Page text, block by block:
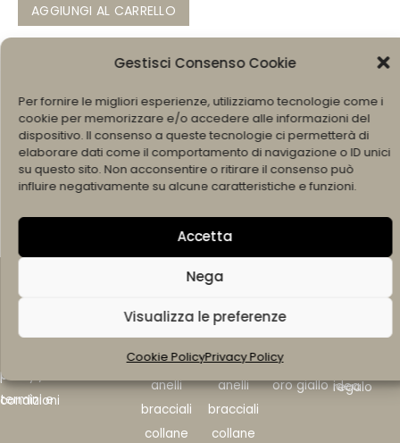
Gestisci Consenso Cookie
Per fornire le migliori esperienze, utilizziamo tecnologie come i
cookie per memorizzare e/o accedere alle informazioni del
dispositivo. Il consenso a queste tecnologie ci permetterà di
elaborare dati come il comportamento di navigazione o ID unici
su questo sito. Non acconsentire o ritirare il consenso può
influire negativamente su alcune caratteristiche e funzioni.
Accetta
Nega
Visualizza le preferenze
Cookie PolicyPrivacy Policy
AGGIUNGI AL CARRELLO
All Products Loaded
home
privacy policy
termini e condizioni
brand
siracusano gioielli
siracus
ano
gioielli
anelli
bracciali
collane
settant
asette
gioielli
anelli
bracciali
collane
metalli
argento
oro bianco
oro giallo
za
idea regalo